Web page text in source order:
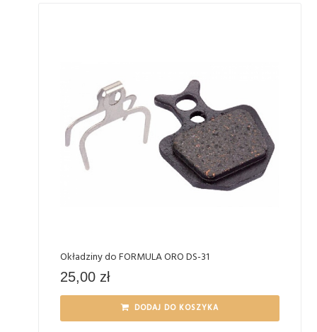
Okładziny do FORMULA ORO DS-31
25,00 zł
DODAJ DO KOSZYKA